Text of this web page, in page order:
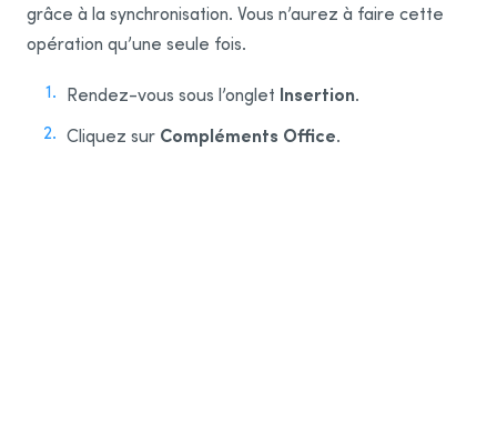
grâce à la synchronisation. Vous n’aurez à faire cette
opération qu’une seule fois.
Rendez-vous sous l’onglet Insertion.
Cliquez sur Compléments Office.